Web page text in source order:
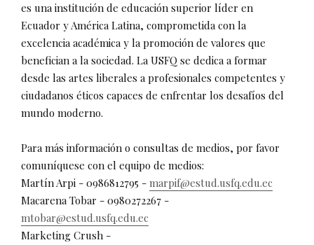
es una institución de educación superior líder en
Ecuador y América Latina, comprometida con la
excelencia académica y la promoción de valores que
benefician a la sociedad. La USFQ se dedica a formar
desde las artes liberales a profesionales competentes y
ciudadanos éticos capaces de enfrentar los desafíos del
mundo moderno.
Para más información o consultas de medios, por favor
comuníquese con el equipo de medios:
Martín Arpi - 0986812795 - marpif@estud.usfq.edu.ec
Macarena Tobar - 0980272267 -
mtobar@estud.usfq.edu.ec
Marketing Crush -